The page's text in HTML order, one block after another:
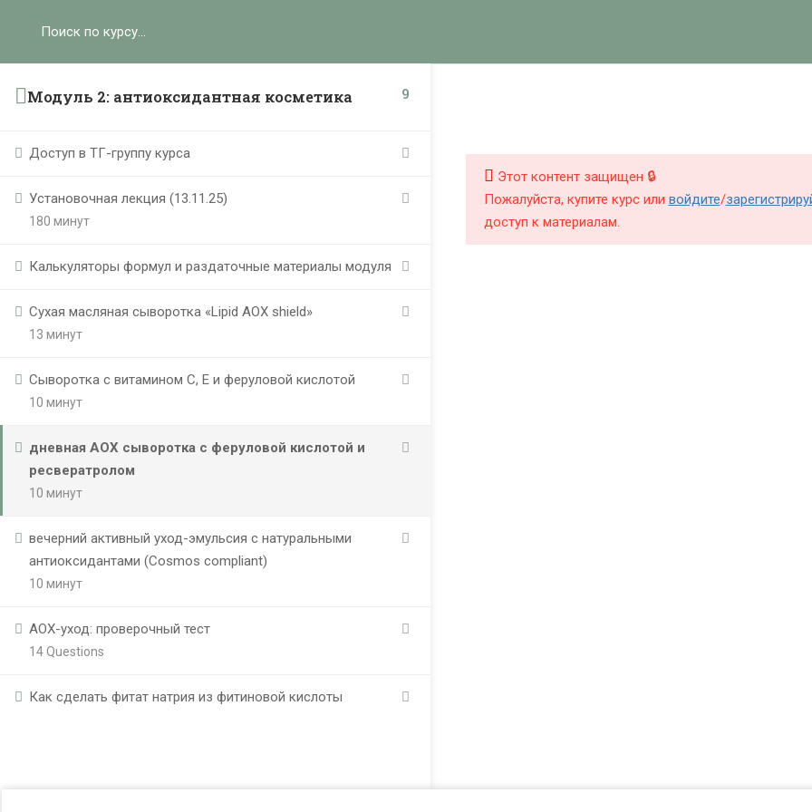
Модуль 2: антиоксидантная косметика 9
Доступ в ТГ-группу курса
Установочная лекция (13.11.25)
180 минут
Калькуляторы формул и раздаточные материалы модуля
Cухая масляная сыворотка «Lipid AOX shield»
13 минут
Сыворотка с витамином С, Е и феруловой кислотой
10 минут
дневная AOX сыворотка с феруловой кислотой и
ресвератролом
10 минут
вечерний активный уход-эмульсия с натуральными
антиоксидантами (Cosmos compliant)
10 минут
AOX-уход: проверочный тест
14 Questions
Как сделать фитат натрия из фитиновой кислоты
Этот контент защищен 🔒
Пожалуйста, купите курс или войдите/
доступ к материалам.
Ольга Ларноди, 2025
hello@lalavanda.school
КНИГИ КУРСЫ
Публичная оферта